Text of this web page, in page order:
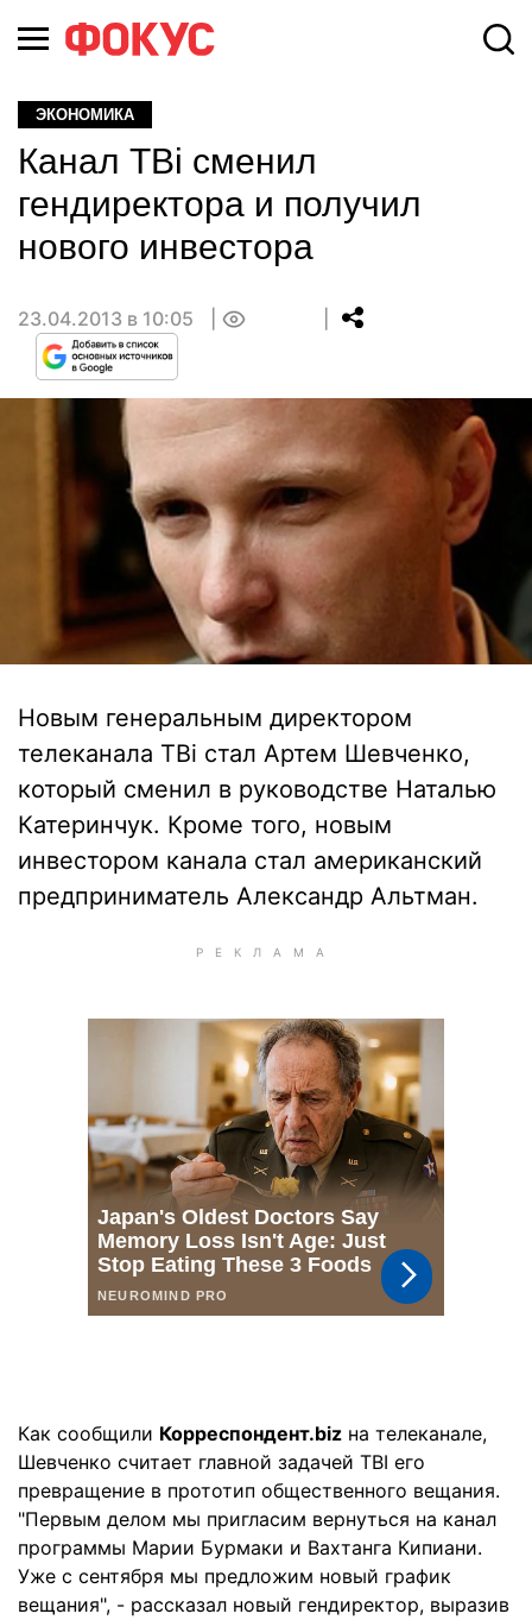
ЭКОНОМИКА
Канал ТВі сменил
гендиректора и получил
нового инвестора
23.04.2013 в 10:05
Новым генеральным директором
телеканала ТВі стал Артем Шевченко,
который сменил в руководстве Наталью
Катеринчук. Кроме того, новым
инвестором канала стал американский
предприниматель Александр Альтман.
Как сообщили Корреспондент.biz на телеканале,
Шевченко считает главной задачей ТВІ его
превращение в прототип общественного вещания.
"Первым делом мы пригласим вернуться на канал
программы Марии Бурмаки и Вахтанга Кипиани.
Уже с сентября мы предложим новый график
вещания", - рассказал новый гендиректор, выразив